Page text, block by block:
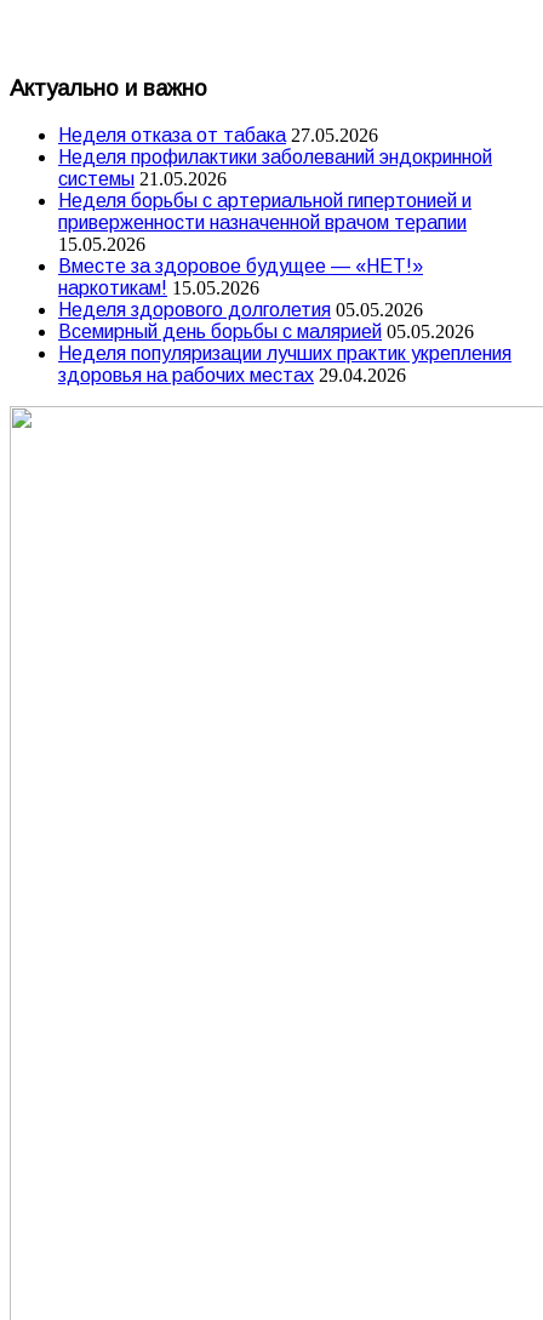
Актуально и важно
Неделя отказа от табака 27.05.2026
Неделя профилактики заболеваний эндокринной
системы 21.05.2026
Неделя борьбы с артериальной гипертонией и
приверженности назначенной врачом терапии
15.05.2026
Вместе за здоровое будущее — «НЕТ!»
наркотикам! 15.05.2026
Неделя здорового долголетия 05.05.2026
Всемирный день борьбы с малярией 05.05.2026
Неделя популяризации лучших практик укрепления
здоровья на рабочих местах 29.04.2026